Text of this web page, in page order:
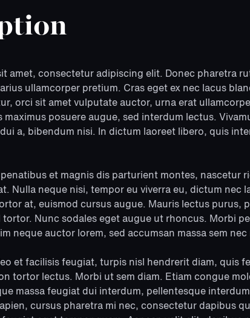
amet, consectetur adipiscing elit. Donec pharetra
ullamcorper pretium. Cras eget ex nec lacus
orci sit amet vulputate auctor, urna erat
maximus posuere augue, sed interdum lectus.
a, bibendum nisi. In dictum laoreet libero, quis
et magnis dis parturient montes, nascetur
Nulla neque nisi, tempor eu viverra eu, dictum nec
at, euismod cursus augue. Mauris lectus purus,
tortor. Nunc sodales eget augue ut rhoncus. Morbi
neque auctor lorem, sed accumsan massa sem nec
et facilisis feugiat, turpis nisl hendrerit diam, quis
tortor lectus. Morbi ut sem diam. Etiam congue
massa feugiat dui interdum, pellentesque
cursus pharetra mi nec, consectetur dapibus